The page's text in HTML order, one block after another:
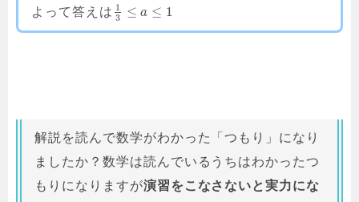
よって答えは 1
3
≤ a ≤ 1
解説を読んで数学がわかった「つもり」になり
ましたか？数学は読んでいるうちはわかったつ
もりになりますが演習をこなさないと実力にな